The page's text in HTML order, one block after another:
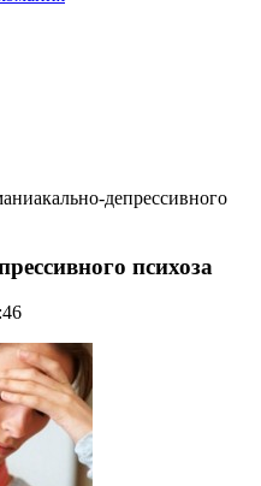
депрессивного
психоза